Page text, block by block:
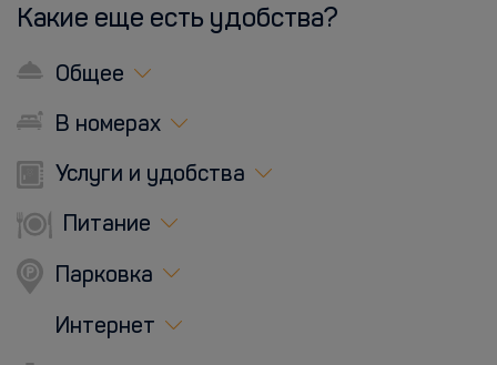
Какие еще есть удобства?
Общее
В номерах
Услуги и удобства
Питание
Парковка
Интернет